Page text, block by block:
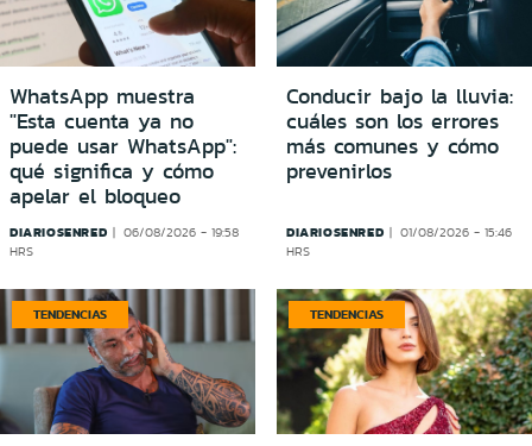
WhatsApp muestra
"Esta cuenta ya no
puede usar WhatsApp":
qué significa y cómo
apelar el bloqueo
DIARIOSENRED
06/08/2026 - 19:58
HRS
Conducir bajo la lluvia:
cuáles son los errores
más comunes y cómo
prevenirlos
DIARIOSENRED
01/08/2026 - 15:46
HRS
TENDENCIAS TENDENCIAS